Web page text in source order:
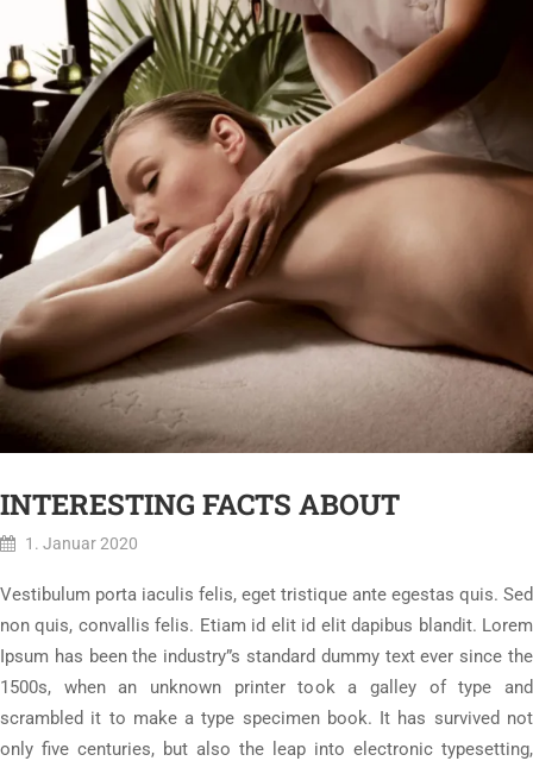
INTERESTING FACTS ABOUT
1. Januar 2020
Vestibulum porta iaculis felis, eget tristique ante egestas quis. Sed
non quis, convallis felis. Etiam id elit id elit dapibus blandit. Lorem
Ipsum has been the industry”s standard dummy text ever since the
1500s, when an unknown printer took a galley of type and
scrambled it to make a type specimen book. It has survived not
only five centuries, but also the leap into electronic typesetting,